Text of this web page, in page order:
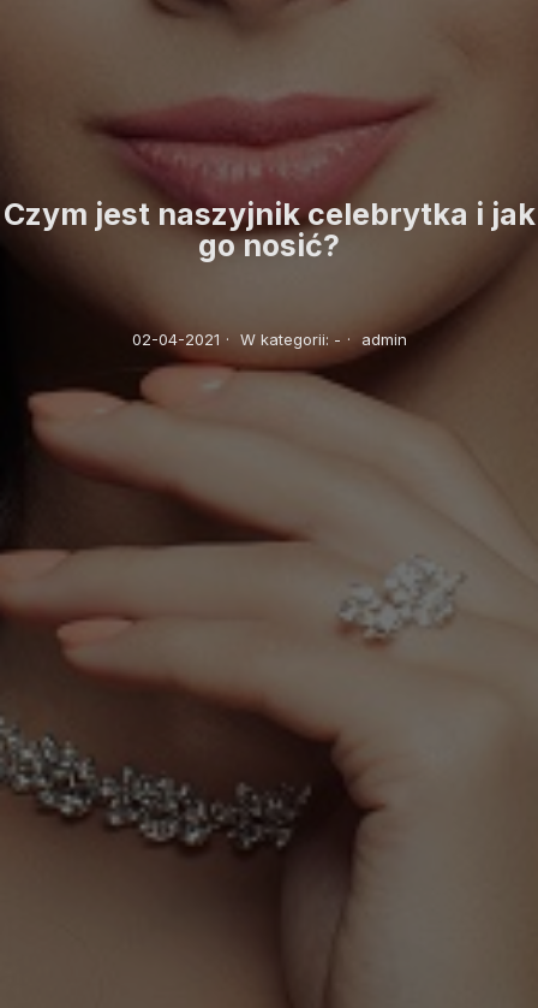
Czym jest naszyjnik celebrytka i jak
go nosić?
02-04-2021 · W kategorii: - · admin